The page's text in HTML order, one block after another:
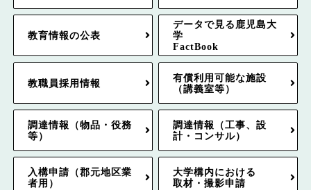
教育情報の公表
データで見る鹿児島大
学
FactBook
教職員採用情報
有償利用可能な施設
（講義室等）
調達情報（物品・役務
等）
調達情報（工事、設
計・コンサル）
入構申請（郡元地区業
者用）
大学構内における
取材・撮影申請